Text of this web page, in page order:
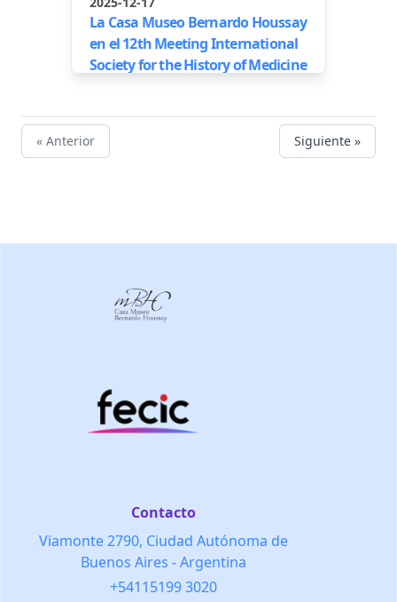
La Casa Museo Bernardo Houssay
en el 12th Meeting International
Society for the History of Medicine
« Anterior Siguiente »
Contacto
Viamonte 2790, Ciudad Autónoma de
Buenos Aires - Argentina
+54115199 3020